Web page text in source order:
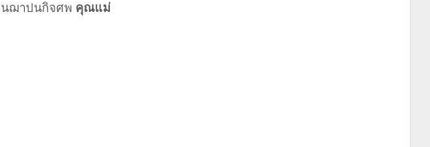
ฌาปนกิจศพ คุณแม่